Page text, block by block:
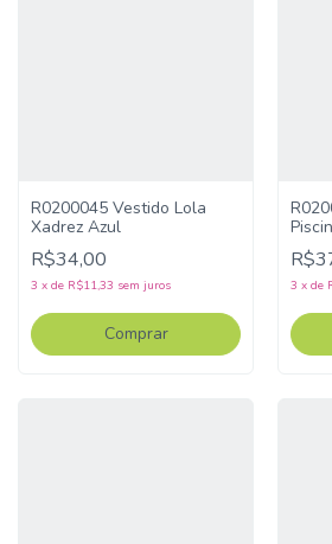
R0200045 Vestido Lola
Xadrez Azul
R$34,00
3 x de R$11,33 sem juros
Comprar
3 x de